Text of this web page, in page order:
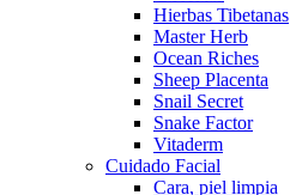
Hierbas Tibetanas
Master Herb
Ocean Riches
Sheep Placenta
Snail Secret
Snake Factor
Vitaderm
Cuidado Facial
Cara, piel limpia